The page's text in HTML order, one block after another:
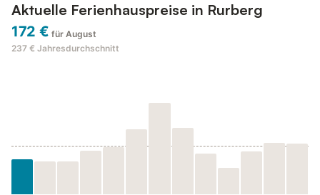
Aktuelle Ferienhauspreise in Rurberg
172 € für August
237 € Jahresdurchschnitt